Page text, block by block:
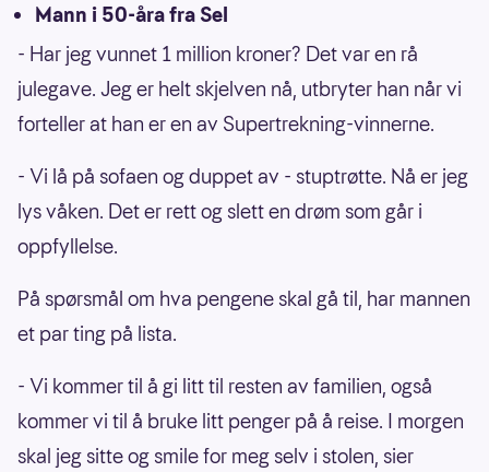
Mann i 50-åra fra Sel
- Har jeg vunnet 1 million kroner? Det var en rå
julegave. Jeg er helt skjelven nå, utbryter han når vi
forteller at han er en av Supertrekning-vinnerne.
- Vi lå på sofaen og duppet av - stuptrøtte. Nå er jeg
lys våken. Det er rett og slett en drøm som går i
oppfyllelse.
På spørsmål om hva pengene skal gå til, har mannen
et par ting på lista.
- Vi kommer til å gi litt til resten av familien, også
kommer vi til å bruke litt penger på å reise. I morgen
skal jeg sitte og smile for meg selv i stolen, sier